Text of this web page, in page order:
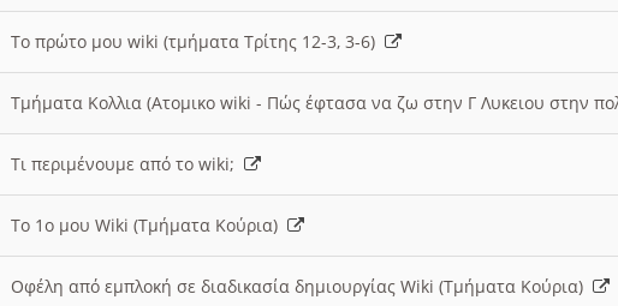
Το πρώτο μου wiki (τμήματα Τρίτης 12-3, 3-6)
Τμήματα Κολλια (Ατομικο wiki - Πώς έφτασα να ζω στην Γ Λυκειου στην
Τι περιμένουμε από το wiki;
Το 1ο μου Wiki (Τμήματα Κούρια)
Οφέλη από εμπλοκή σε διαδικασία δημιουργίας Wiki (Τμήματα Κούρια)